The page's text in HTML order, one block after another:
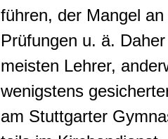
führen, der Mangel
Prüfungen u. ä.
meisten Lehrer,
wenigstens
am Stuttgarter